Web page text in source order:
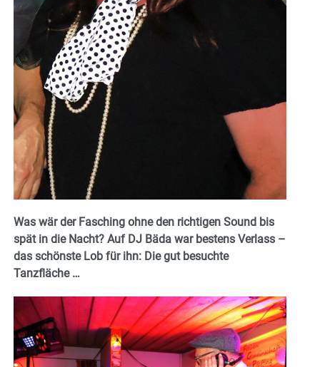
Was wär der Fasching ohne den richtigen Sound bis
spät in die Nacht? Auf DJ Bäda war bestens Verlass –
das schönste Lob für ihn: Die gut besuchte
Tanzfläche …